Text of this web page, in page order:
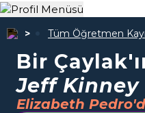
Tüm Öğretmen
Bir
Jeff Kinney
Elizabeth